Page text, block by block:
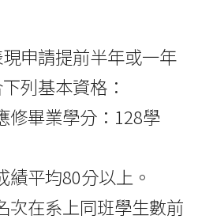
申請提前半年或一年
列基本資格：
修畢業學分：128學
績平均80分以上。
次在系上同班學生數前